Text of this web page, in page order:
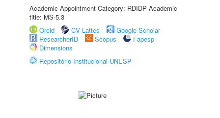
Academic Appointment Category: RDIDP Academic
title: MS-5.3
Orcid
CV Lattes
Google Scholar
ResearcherID
Scopus
Fapesp
Dimensions
Repositório Institucional UNESP